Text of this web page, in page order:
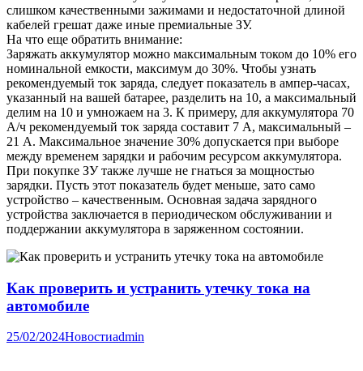
слишком качественными зажимами и недостаточной длиной
кабелей грешат даже иные премиальные ЗУ.
На что еще обратить внимание:
Заряжать аккумулятор можно максимальным током до 10% его
номинальной емкости, максимум до 30%. Чтобы узнать
рекомендуемый ток заряда, следует показатель в ампер-часах,
указанный на вашей батарее, разделить на 10, а максимальный
делим на 10 и умножаем на 3. К примеру, для аккумулятора 70
А/ч рекомендуемый ток заряда составит 7 А, максимальный –
21 А. Максимальное значение 30% допускается при выборе
между временем зарядки и рабочим ресурсом аккумулятора.
При покупке ЗУ также лучше не гнаться за мощностью
зарядки. Пусть этот показатель будет меньше, зато само
устройство – качественным. Основная задача зарядного
устройства заключается в периодическом обслуживании и
поддержании аккумулятора в заряженном состоянии.
Как проверить и устранить утечку тока на
автомобиле
25/02/2024Новостиadmin